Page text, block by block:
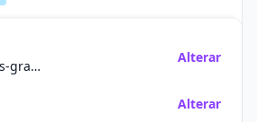
Especialização (pós-graduação)
Alterar
Alterar